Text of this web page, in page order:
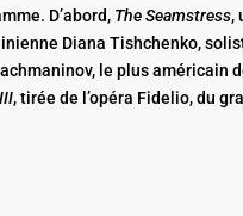
D’abord, The Seamstress,
Diana Tishchenko,
le plus américain
, tirée de l’opéra Fidelio, du